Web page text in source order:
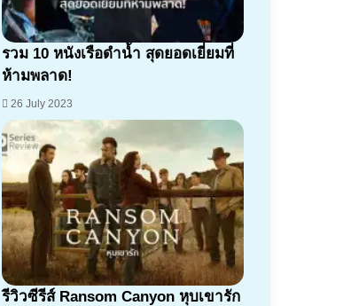
รวม 10 หนังเรือดำน้ำ สุดยอดเยี่ยมที่
ห้ามพลาด!
26 July 2023
7.1
รีวิวซีรีส์ Ransom Canyon หุบเขารัก